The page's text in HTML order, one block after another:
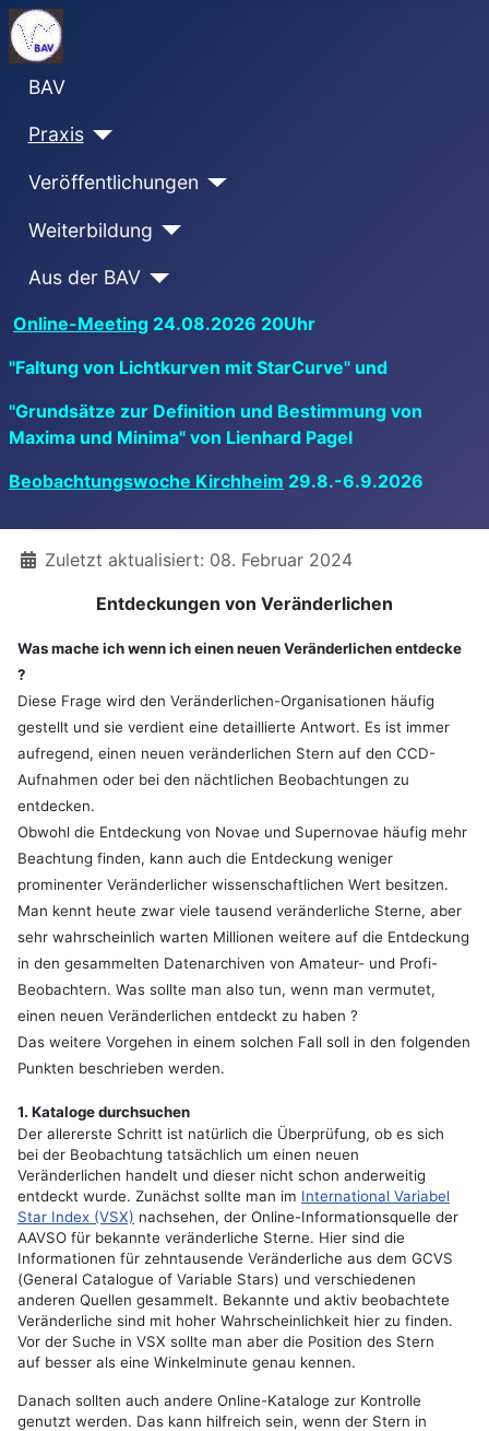
BAV
Praxis
Veröffentlichungen
Weiterbildung
Aus der BAV
Online-Meeting 24.08.2026 20Uhr
"Faltung von Lichtkurven mit StarCurve" und
"Grundsätze zur Definition und Bestimmung von
Maxima und Minima" von Lienhard Pagel
Beobachtungswoche Kirchheim 29.8.-6.9.2026
DetailsZuletzt aktualisiert: 08. Februar 2024
Entdeckungen von Veränderlichen
Was mache ich wenn ich einen neuen Veränderlichen entdecke
?
Diese Frage wird den Veränderlichen-Organisationen häufig
gestellt und sie verdient eine detaillierte Antwort. Es ist immer
aufregend, einen neuen veränderlichen Stern auf den CCD-
Aufnahmen oder bei den nächtlichen Beobachtungen zu
entdecken.
Obwohl die Entdeckung von Novae und Supernovae häufig mehr
Beachtung finden, kann auch die Entdeckung weniger
prominenter Veränderlicher wissenschaftlichen Wert besitzen.
Man kennt heute zwar viele tausend veränderliche Sterne, aber
sehr wahrscheinlich warten Millionen weitere auf die Entdeckung
in den gesammelten Datenarchiven von Amateur- und Profi-
Beobachtern. Was sollte man also tun, wenn man vermutet,
einen neuen Veränderlichen entdeckt zu haben ?
Das weitere Vorgehen in einem solchen Fall soll in den folgenden
Punkten beschrieben werden.
1. Kataloge durchsuchen
Der allererste Schritt ist natürlich die Überprüfung, ob es sich
bei der Beobachtung tatsächlich um einen neuen
Veränderlichen handelt und dieser nicht schon anderweitig
entdeckt wurde. Zunächst sollte man im International Variabel
Star Index (VSX) nachsehen, der Online-Informationsquelle der
AAVSO für bekannte veränderliche Sterne. Hier sind die
Informationen für zehntausende Veränderliche aus dem GCVS
(General Catalogue of Variable Stars) und verschiedenen
anderen Quellen gesammelt. Bekannte und aktiv beobachtete
Veränderliche sind mit hoher Wahrscheinlichkeit hier zu finden.
Vor der Suche in VSX sollte man aber die Position des Stern
auf besser als eine Winkelminute genau kennen.
Danach sollten auch andere Online-Kataloge zur Kontrolle
genutzt werden. Das kann hilfreich sein, wenn der Stern in